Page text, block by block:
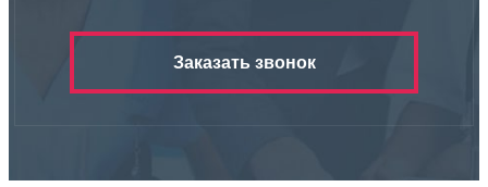
Заказать звонок